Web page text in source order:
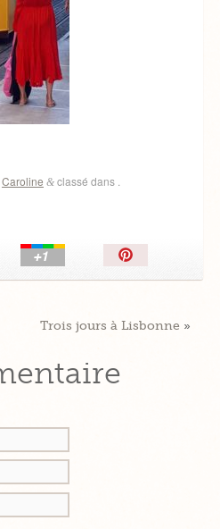
Caroline &classé dans .
Épingler!
Trois jours à Lisbonne »